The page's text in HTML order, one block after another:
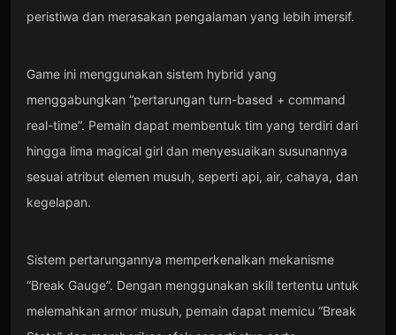
peristiwa dan merasakan pengalaman yang lebih imersif.
Game ini menggunakan sistem hybrid yang
menggabungkan “pertarungan turn-based + command
real-time”. Pemain dapat membentuk tim yang terdiri dari
hingga lima magical girl dan menyesuaikan susunannya
sesuai atribut elemen musuh, seperti api, air, cahaya, dan
kegelapan.
Sistem pertarungannya memperkenalkan mekanisme
“Break Gauge”. Dengan menggunakan skill tertentu untuk
melemahkan armor musuh, pemain dapat memicu “Break